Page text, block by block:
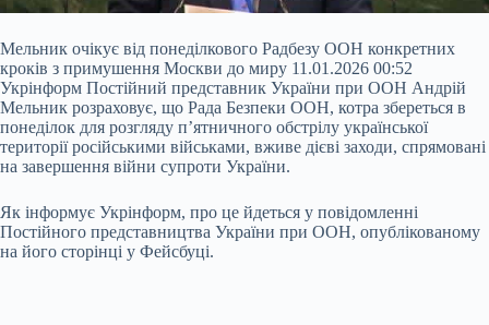
Мельник очікує від понеділкового Радбезу ООН конкретних
кроків з примушення Москви до миру 11.01.2026 00:52
Укрінформ Постійний представник України при ООН Андрій
Мельник розраховує, що Рада Безпеки ООН, котра збереться в
понеділок для розгляду п’ятничного обстрілу української
території російськими військами, вживе дієві заходи, спрямовані
на завершення війни супроти України.
Як інформує Укрінформ, про це йдеться у повідомленні
Постійного представництва України при ООН, опублікованому
на його сторінці у Фейсбуці.